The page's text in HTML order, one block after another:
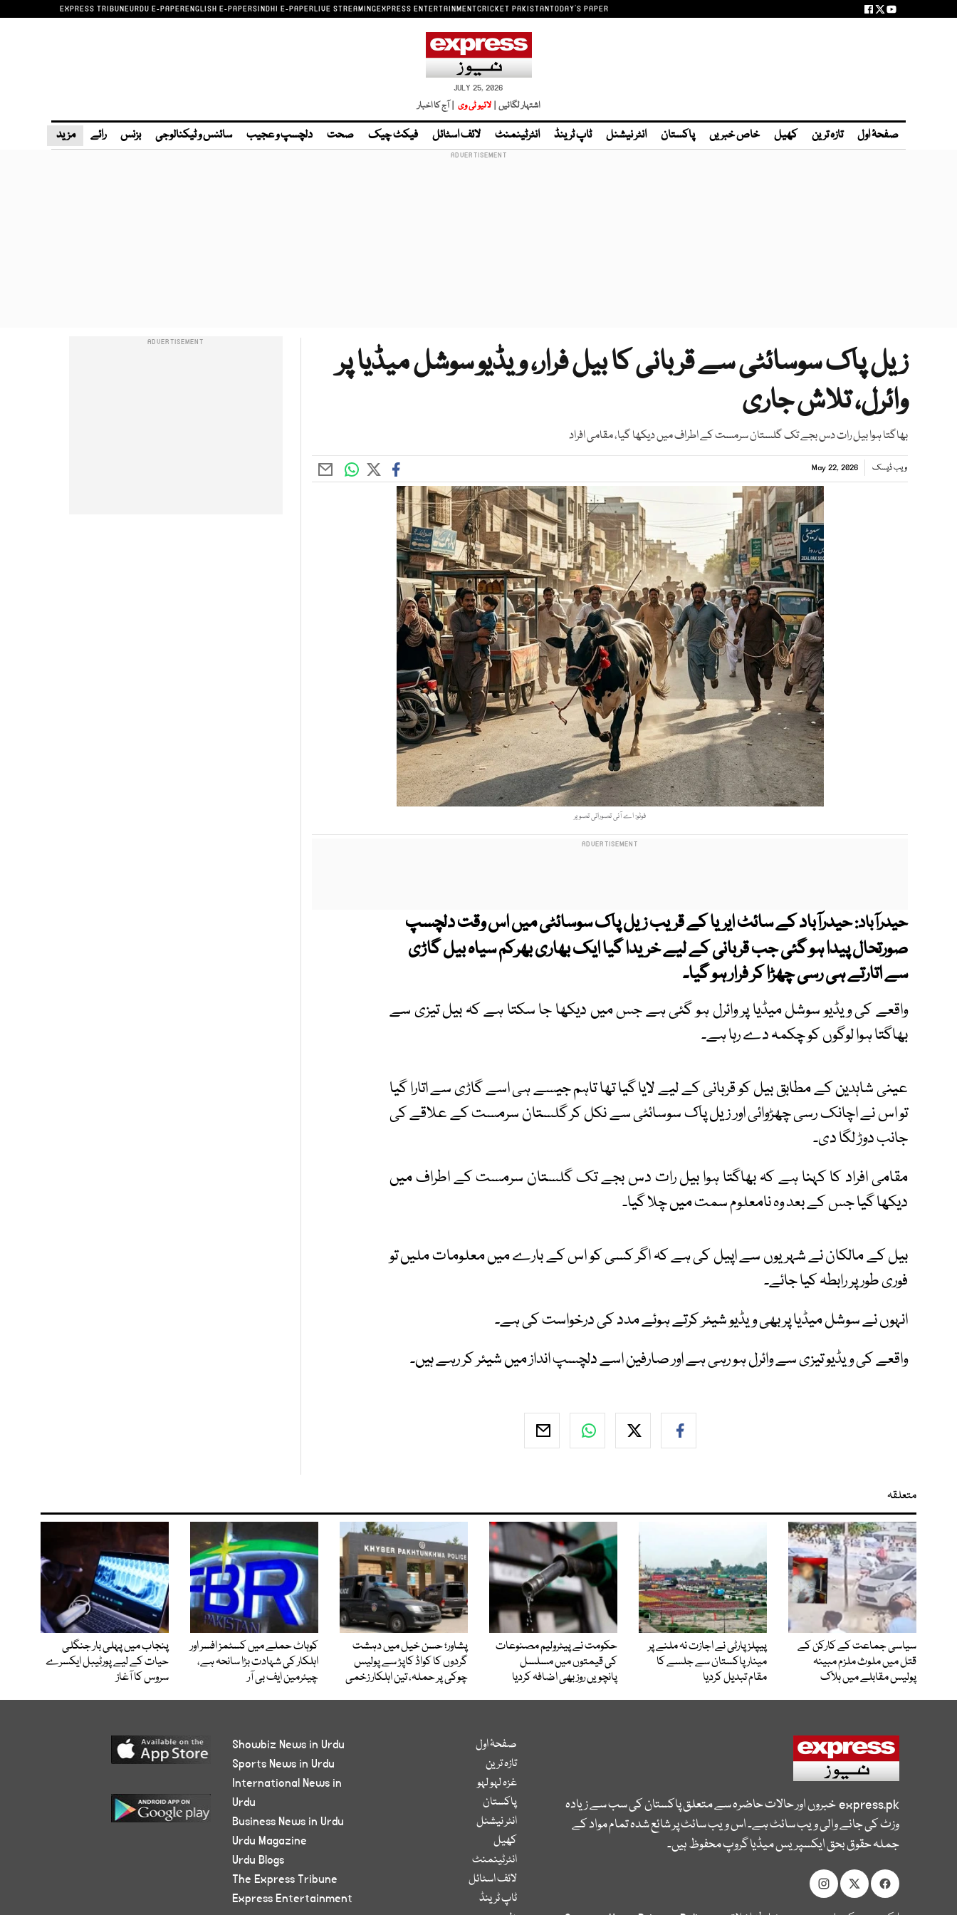
EXPRESS TRIBUNEURDU E-PAPERENGLISH E-PAPERSINDHI E-PAPERLIVE STREAMINGEXPRESS ENTERTAINMENTCRICKET PAKISTANTODAY'S PAPER
JULY 25, 2026
اشتہار لگائیں | لائیو ٹی وی | آج کا اخبار
صفحۂ اول تازہ ترین کھیل خاص خبریں پاکستان انٹر نیشنل ٹاپ ٹرینڈ انٹرٹینمنٹ لائف اسٹائل فیکٹ چیک صحت دلچسپ و عجیب سائنس و ٹیکنالوجی بزنس رائے مزید
زیل پاک سوسائٹی سے قربانی کا بیل فرار، ویڈیو سوشل میڈیا پر
وائرل، تلاش جاری
بھاگتا ہوا بیل رات دس بجے تک گلستان سرمست کے اطراف میں دیکھا گیا، مقامی افراد
ویب ڈیسک May 22, 2026
فوٹو: اے آئی تصوراتی تصویر
حیدرآباد:حیدرآباد کے سائٹ ایریا کے قریب زیل پاک سوسائٹی میں اس وقت دلچسپ
صورتحال پیدا ہو گئی جب قربانی کے لیے خریدا گیا ایک بھاری بھرکم سیاہ بیل گاڑی
سے اتارتے ہی رسی چھڑا کر فرار ہو گیا۔
واقعے کی ویڈیو سوشل میڈیا پر وائرل ہو گئی ہے جس میں دیکھا جا سکتا ہے کہ بیل تیزی سے
بھاگتا ہوا لوگوں کو چکمہ دے رہا ہے۔
عینی شاہدین کے مطابق بیل کو قربانی کے لیے لایا گیا تھا تاہم جیسے ہی اسے گاڑی سے اتارا گیا
تو اس نے اچانک رسی چھڑوائی اور زیل پاک سوسائٹی سے نکل کر گلستان سرمست کے علاقے کی
جانب دوڑ لگا دی۔
مقامی افراد کا کہنا ہے کہ بھاگتا ہوا بیل رات دس بجے تک گلستان سرمست کے اطراف میں
دیکھا گیا جس کے بعد وہ نامعلوم سمت میں چلا گیا۔
بیل کے مالکان نے شہریوں سے اپیل کی ہے کہ اگر کسی کو اس کے بارے میں معلومات ملیں تو
فوری طور پر رابطہ کیا جائے۔
انہوں نے سوشل میڈیا پر بھی ویڈیو شیئر کرتے ہوئے مدد کی درخواست کی ہے۔
واقعے کی ویڈیو تیزی سے وائرل ہو رہی ہے اور صارفین اسے دلچسپ انداز میں شیئر کر رہے ہیں۔
متعلقہ
سیاسی جماعت کے کارکن کے
قتل میں ملوث ملزم مبینہ
پولیس مقابلے میں ہلاک
پیپلزپارٹی نے اجازت نہ ملنے پر
مینار پاکستان سے جلسے کا
مقام تبدیل کردیا
حکومت نے پیٹرولیم مصنوعات
کی قیمتوں میں مسلسل
پانچویں روز بھی اضافہ کردیا
پشاور؛ حسن خیل میں دہشت
گردوں کا کواڈ کاپڑ سے پولیس
چوکی پر حملہ، تین اہلکار زخمی
کوہاٹ حملے میں کسٹمز افسر اور
اہلکار کی شہادت بڑا سانحہ ہے،
چیئرمین ایف بی آر
پنجاب میں پہلی بار جنگلی
حیات کے لیے پورٹیبل ایکسرے
سروس کا آغاز
express.pkخبروں اور حالات حاضرہ سے متعلق پاکستان کی سب سے زیادہ
وزٹ کی جانے والی ویب سائٹ ہے۔ اس ویب سائٹ پر شائع شدہ تمام مواد کے
جملہ حقوق بحق ایکسپریس میڈیا گروپ محفوظ ہیں۔
صفحۂ اول
تازہ ترین
غزہ لہو لہو
پاکستان
انٹر نیشنل
کھیل
انٹرٹینمنٹ
لائف اسٹائل
ٹاپ ٹرینڈ
Showbiz News in Urdu
Sports News in Urdu
International News in
Urdu
Business News in Urdu
Urdu Magazine
Urdu Blogs
The Express Tribune
Express Entertainment